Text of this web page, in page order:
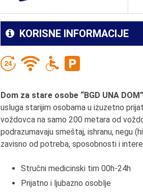
KORISNE INFORMACIJE
Dom za stare osobe “BGD UNA DOM”
usluga starijim osobama u izuzetno
voždovca na samo 200 metara od
podrazumavaju smeštaj, ishranu, negu
zavisno od potreba, sposobnosti i
Stručni medicinski tim 00h-24h
Prijatno i ljubazno osoblje